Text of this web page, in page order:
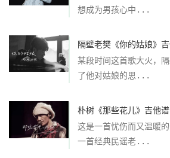
想成为男孩心中...
隔壁老樊《你的姑娘》
某段时间这首歌大火，
了他对姑娘的思...
朴树《那些花儿》吉他
这是一首忧伤而又温暖
一首经典民谣老...